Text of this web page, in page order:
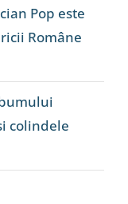
Pop este
Române
colindele